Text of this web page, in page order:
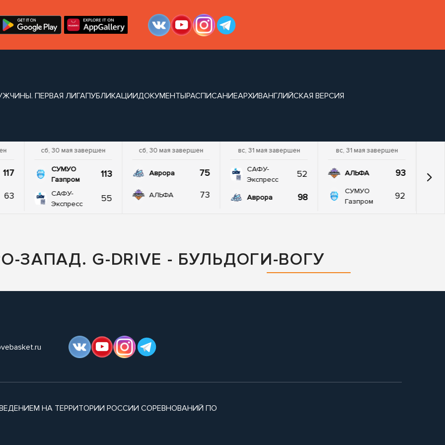
ПЕРВАЯ ЛИГАПУБЛИКАЦИИДОКУМЕНТЫРАСПИСАНИЕАРХИВАНГЛИЙСКАЯ ВЕРСИЯ
117
63
сб, 30 мая завершен
СУМУО
Газпром
113
САФУ-
Экспресс
55
сб, 30 мая завершен
Аврора 75
АЛЬФА 73
вс, 31 мая завершен
САФУ-
Экспресс
52
Аврора 98
вс, 31 мая завершен
АЛЬФА 93
СУМУО
Газпром
92
ЗАПАД. G-DRIVE - БУЛЬДОГИ-ВОГУ
НА ТЕРРИТОРИИ РОССИИ СОРЕВНОВАНИЙ ПО